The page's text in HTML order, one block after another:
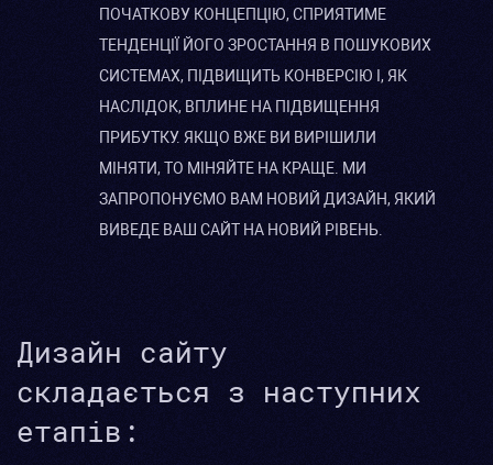
ПОЧАТКОВУ КОНЦЕПЦІЮ, СПРИЯТИМЕ
ТЕНДЕНЦІЇ ЙОГО ЗРОСТАННЯ В ПОШУКОВИХ
СИСТЕМАХ, ПІДВИЩИТЬ КОНВЕРСІЮ І, ЯК
НАСЛІДОК, ВПЛИНЕ НА ПІДВИЩЕННЯ
ПРИБУТКУ. ЯКЩО ВЖЕ ВИ ВИРІШИЛИ
МІНЯТИ, ТО МІНЯЙТЕ НА КРАЩЕ. МИ
ЗАПРОПОНУЄМО ВАМ НОВИЙ ДИЗАЙН, ЯКИЙ
ВИВЕДЕ ВАШ САЙТ НА НОВИЙ РІВЕНЬ.
Дизайн сайту
складається з наступних
етапів: